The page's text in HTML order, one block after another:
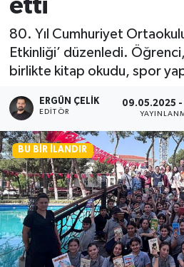
etti
80. Yıl Cumhuriyet
Etkinliği’ düzenledi.
birlikte kitap okudu, spor
ERGÜN ÇELIK
EDITÖR
09.05.2025 -
BU BIR İLANDIR
Tüm Manşetler
Son Dakika Haberleri
Haber Arşivi